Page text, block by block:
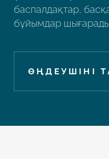
баспалдақтар,
бұйымдар
ӨҢДЕУШІНІ